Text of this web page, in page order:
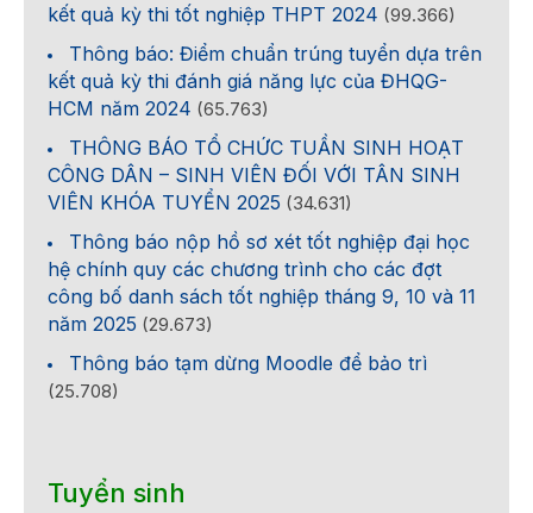
kết quả kỳ thi tốt nghiệp THPT 2024 (99.366)
Thông báo: Điểm chuẩn trúng tuyển dựa trên
kết quả kỳ thi đánh giá năng lực của ĐHQG-
HCM năm 2024 (65.763)
THÔNG BÁO TỔ CHỨC TUẦN SINH HOẠT
CÔNG DÂN – SINH VIÊN ĐỐI VỚI TÂN SINH
VIÊN KHÓA TUYỂN 2025 (34.631)
Thông báo nộp hồ sơ xét tốt nghiệp đại học
hệ chính quy các chương trình cho các đợt
công bố danh sách tốt nghiệp tháng 9, 10 và 11
năm 2025 (29.673)
Thông báo tạm dừng Moodle để bảo trì
(25.708)
Tuyển sinh